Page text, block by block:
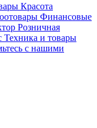
Красота
Финансовые
Розничная
Техника и товары
с нашими